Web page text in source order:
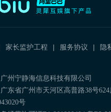
家长监护工程 服务协议 隐
州宁静海信息科技有限公司
东省广州市天河区高普路38号624
号